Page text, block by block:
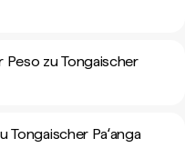
zu Tongaischer
Paʻanga